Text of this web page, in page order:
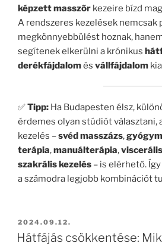
képzett masszőr kezeire bízd
A rendszeres kezelések nemcsak
megkönnyebbülést hoznak,
segítenek elkerülni a krónikus
derékfájdalomés vállfájdalom
✅Tipp: Ha Budapesten élsz,
érdemes olyan stúdiót választani,
kezelés –svéd masszázs,
terápia,manuálterápia,
szakrális kezelés – is elérhető.
a számodra legjobb kombinációt
BEKÜLDVE:
2024.09.12.
Hátfájás csökkentése: